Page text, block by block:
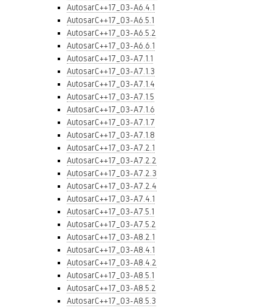
AutosarC++17_03-A6.4.1
AutosarC++17_03-A6.5.1
AutosarC++17_03-A6.5.2
AutosarC++17_03-A6.6.1
AutosarC++17_03-A7.1.1
AutosarC++17_03-A7.1.3
AutosarC++17_03-A7.1.4
AutosarC++17_03-A7.1.5
AutosarC++17_03-A7.1.6
AutosarC++17_03-A7.1.7
AutosarC++17_03-A7.1.8
AutosarC++17_03-A7.2.1
AutosarC++17_03-A7.2.2
AutosarC++17_03-A7.2.3
AutosarC++17_03-A7.2.4
AutosarC++17_03-A7.4.1
AutosarC++17_03-A7.5.1
AutosarC++17_03-A7.5.2
AutosarC++17_03-A8.2.1
AutosarC++17_03-A8.4.1
AutosarC++17_03-A8.4.2
AutosarC++17_03-A8.5.1
AutosarC++17_03-A8.5.2
AutosarC++17_03-A8.5.3